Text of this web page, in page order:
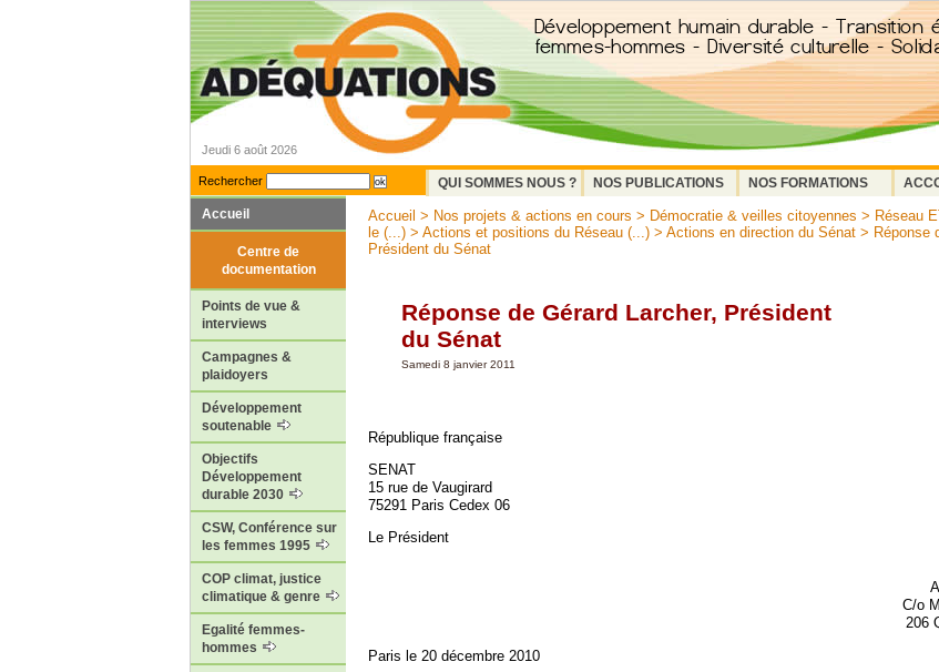
Jeudi 6 août 2026
Rechercher QUI SOMMES NOUS ? NOS PUBLICATIONS NOS FORMATIONS
Accueil
Centre de
documentation
Points de vue &
interviews
Campagnes &
plaidoyers
Développement
soutenable
Objectifs
Développement
durable 2030
CSW, Conférence sur
les femmes 1995
COP climat, justice
climatique & genre
Egalité femmes-
hommes
Accueil > Nos projets & actions en cours > Démocratie & veilles citoyennes > Réseau
le (...) > Actions et positions du Réseau (...) > Actions en direction du Sénat > Réponse
Président du Sénat
Réponse de Gérard Larcher, Président
du Sénat
Samedi 8 janvier 2011
République française
SENAT
15 rue de Vaugirard
75291 Paris Cedex 06
Le Président
C/o
206
Paris le 20 décembre 2010